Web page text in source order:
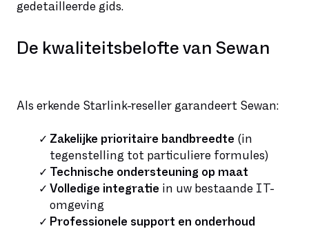
gedetailleerde gids.
De kwaliteitsbelofte van Sewan
Als erkende Starlink-reseller garandeert Sewan:
Zakelijke prioritaire bandbreedte (in
tegenstelling tot particuliere formules)
Technische ondersteuning op maat
Volledige integratie in uw bestaande IT-
omgeving
Professionele support en onderhoud